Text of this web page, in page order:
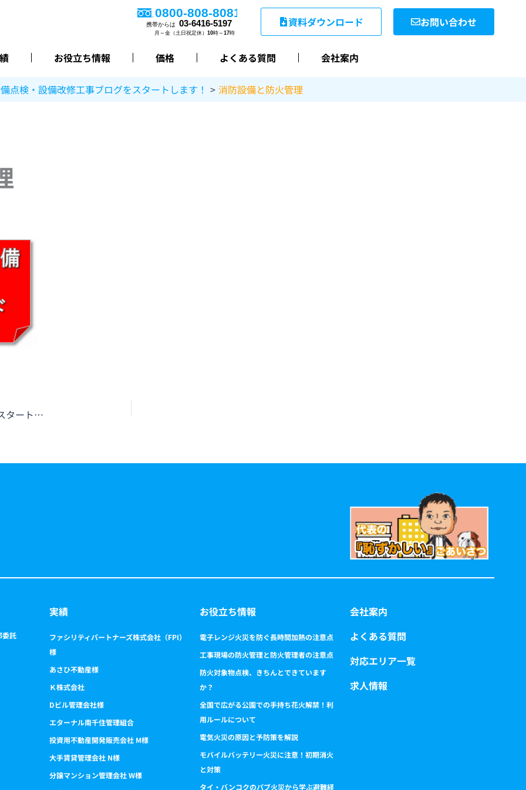
資料ダウンロード お問い合わせ
お役立ち情報 価格 よくある質問 会社案内
点検・設備改修工事ブログをスタートします！ 消防設備と防火管理
（よっしー）消防設備点検・設備改修工事ブログをスタートします！
委託
実績
ファシリティパートナーズ株式会社（FPI）
様
あさひ不動産様
Ｋ株式会社
Dビル管理会社様
エターナル南千住管理組合
投資用不動産開発販売会社 M様
大手賃貸管理会社 N様
分譲マンション管理会社 W様
お役立ち情報
電子レンジ火災を防ぐ長時間加熱の注意点
工事現場の防火管理と防火管理者の注意点
防火対象物点検、きちんとできています
か？
全国で広がる公園での手持ち花火解禁！利
用ルールについて
電気火災の原因と予防策を解説
モバイルバッテリー火災に注意！初期消火
と対策
タイ・バンコクのパブ火災から学ぶ避難経
会社案内
よくある質問
対応エリア一覧
求人情報